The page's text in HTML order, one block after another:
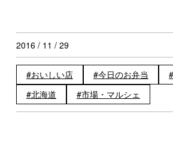
2016 / 11 / 29
おいしい店 今日のお弁当
北海道
市場・マルシェ